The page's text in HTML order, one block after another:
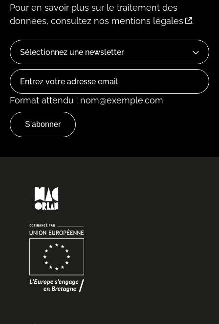
Pour en savoir plus sur le traitement des
données, consultez nos mentions légales .
Format attendu : nom@exemple.com